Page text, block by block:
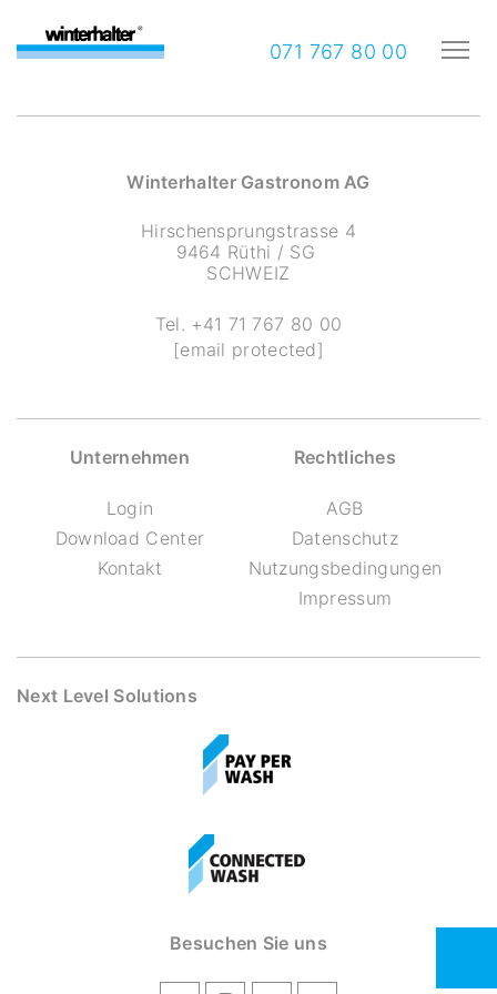
071 767 80 00
Winterhalter Gastronom AG
Hirschensprungstrasse 4
9464 Rüthi / SG
SCHWEIZ
Tel. +41 71 767 80 00
[email protected]
Unternehmen
Login
Download Center
Kontakt
Rechtliches
AGB
Datenschutz
Nutzungsbedingungen
Impressum
Next Level Solutions
Besuchen Sie uns